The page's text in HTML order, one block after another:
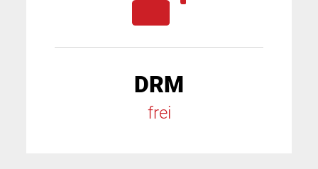
DRM
frei